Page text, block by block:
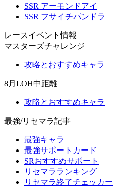
SSR アーモンドアイ
SSR フサイチパンドラ
レースイベント情報
マスターズチャレンジ
攻略とおすすめキャラ
8月LOH中距離
攻略とおすすめキャラ
最強/リセマラ記事
最強キャラ
最強サポートカード
SRおすすめサポート
リセマラランキング
リセマラ終了チェッカー